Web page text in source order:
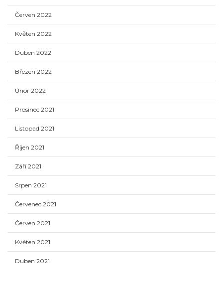
Červen 2022
Květen 2022
Duben 2022
Březen 2022
Únor 2022
Prosinec 2021
Listopad 2021
Říjen 2021
Září 2021
Srpen 2021
Červenec 2021
Červen 2021
Květen 2021
Duben 2021